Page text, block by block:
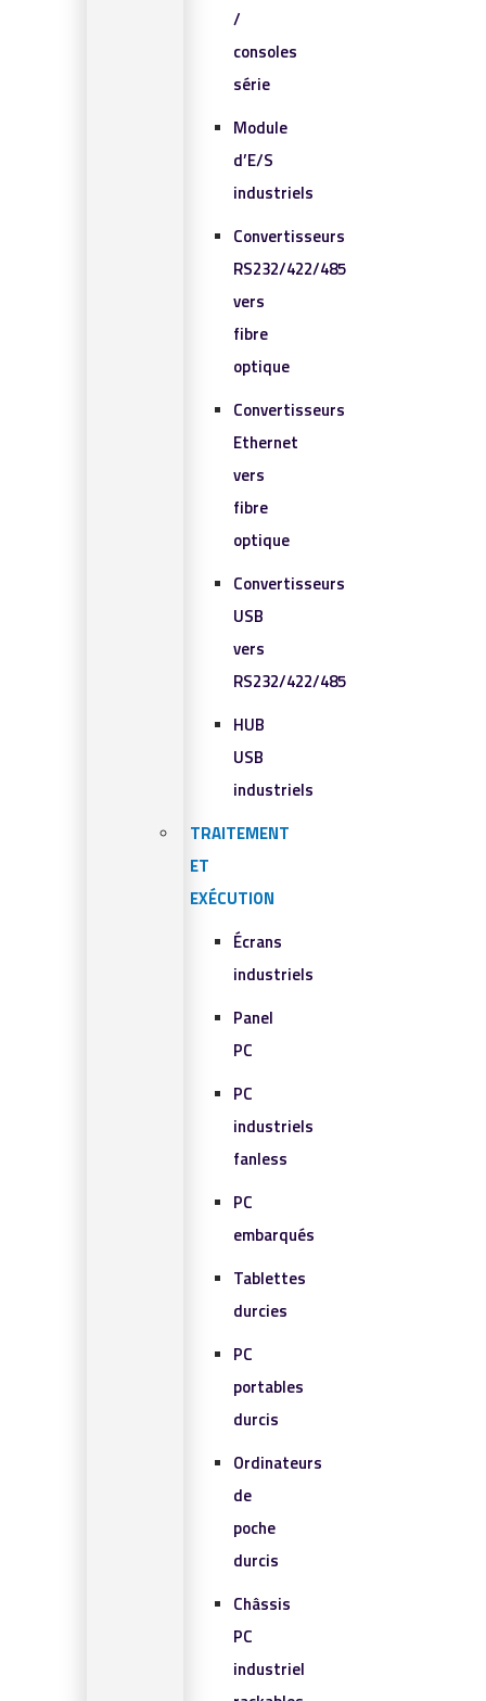
/
consoles
série
Module
d’E/S
industriels
Convertisseurs
RS232/422/485
vers
fibre
optique
Convertisseurs
Ethernet
vers
fibre
optique
Convertisseurs
USB
vers
RS232/422/485
HUB
USB
industriels
TRAITEMENT
ET
EXÉCUTION
Écrans
industriels
Panel
PC
PC
industriels
fanless
PC
embarqués
Tablettes
durcies
PC
portables
durcis
Ordinateurs
de
poche
durcis
Châssis
PC
industriel